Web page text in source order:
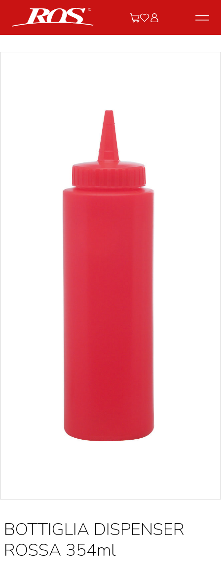
BOTTIGLIA DISPENSER
ROSSA 354ml